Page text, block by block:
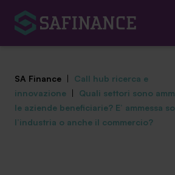
SA Finance | Call hub ricerca e
innovazione | Quali settori sono
le aziende beneficiarie? E’ ammessa
l’industria o anche il commercio?